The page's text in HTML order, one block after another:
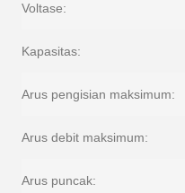
Voltase:
Kapasitas:
Arus pengisian maksimum:
Arus debit maksimum:
Arus puncak: